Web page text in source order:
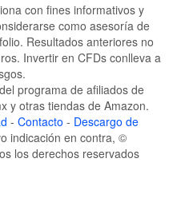
con fines informativos y
como asesoría de
Resultados anteriores no
Invertir en CFDs conlleva a
programa de afiliados de
y otras tiendas de Amazon.
- Contacto - Descargo de
indicación en contra, ©
los derechos reservados